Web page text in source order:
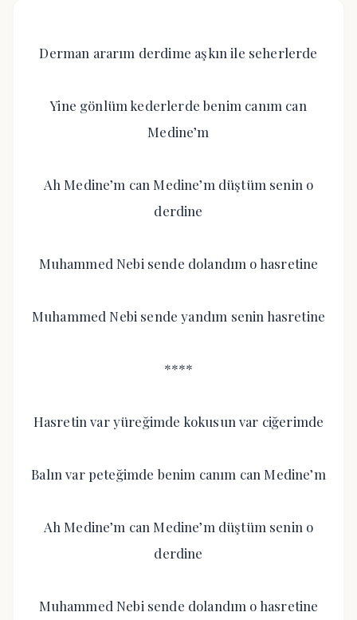
Derman ararım derdime aşkın ile seherlerde
Yine gönlüm kederlerde benim canım can
Medine’m
Ah Medine’m can Medine’m düştüm senin o
derdine
Muhammed Nebi sende dolandım o hasretine
Muhammed Nebi sende yandım senin hasretine
****
Hasretin var yüreğimde kokusun var ciğerimde
Balın var peteğimde benim canım can Medine’m
Ah Medine’m can Medine’m düştüm senin o
derdine
Muhammed Nebi sende dolandım o hasretine